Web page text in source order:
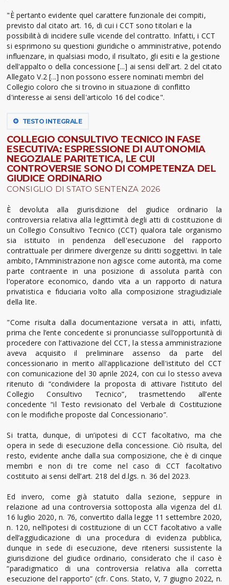
"È pertanto evidente quel carattere funzionale dei compiti,
previsto dal citato art. 16, di cui i CCT sono titolari e la
possibilità di incidere sulle vicende del contratto. Infatti, i CCT
si esprimono su questioni giuridiche o amministrative, potendo
influenzare, in qualsiasi modo, il risultato, gli esiti e la gestione
dell'appalto o della concessione [...] ai sensi dell'art. 2 del citato
Allegato V.2 [...] non possono essere nominati membri del
Collegio coloro che si trovino in situazione di conflitto
d'interesse ai sensi dell'articolo 16 del codice".
TESTO INTEGRALE
COLLEGIO CONSULTIVO TECNICO IN FASE
ESECUTIVA: ESPRESSIONE DI AUTONOMIA
NEGOZIALE PARITETICA, LE CUI
CONTROVERSIE SONO DI COMPETENZA DEL
GIUDICE ORDINARIO
CONSIGLIO DI STATO SENTENZA 2026
È devoluta alla giurisdizione del giudice ordinario la
controversia relativa alla legittimità degli atti di costituzione di
un Collegio Consultivo Tecnico (CCT) qualora tale organismo
sia istituito in pendenza dell'esecuzione del rapporto
contrattuale per dirimere divergenze su diritti soggettivi. In tale
ambito, l’Amministrazione non agisce come autorità, ma come
parte contraente in una posizione di assoluta parità con
l’operatore economico, dando vita a un rapporto di natura
privatistica e fiduciaria volto alla composizione stragiudiziale
della lite.
"Come risulta dalla documentazione versata in atti, infatti,
prima che l’ente concedente si pronunciasse sull’opportunità di
procedere con l’attivazione del CCT, la stessa amministrazione
aveva acquisito il preliminare assenso da parte del
concessionario in merito all'applicazione dell'istituto del CCT
con comunicazione del 30 aprile 2024, con cui lo stesso aveva
ritenuto di “condividere la proposta di attivare l’istituto del
Collegio Consultivo Tecnico”, trasmettendo all’ente
concedente “il Testo revisionato del Verbale di Costituzione
con le modifiche proposte dal Concessionario”.
Si tratta, dunque, di un’ipotesi di CCT facoltativo, ma che
opera in sede di esecuzione della concessione. Ciò risulta, del
resto, evidente anche dalla sua composizione, che è di cinque
membri e non di tre come nel caso di CCT facoltativo
costituito ai sensi dell’art. 218 del d.lgs. n. 36 del 2023.
Ed invero, come già statuito dalla sezione, seppure in
relazione ad una controversia sottoposta alla vigenza del d.l.
16 luglio 2020, n. 76, convertito dalla legge 11 settembre 2020,
n. 120, nell’ipotesi di costituzione di un CCT facoltativo a valle
dell’aggiudicazione di una procedura di evidenza pubblica,
dunque in sede di esecuzione, deve ritenersi sussistente la
giurisdizione del giudice ordinario, considerato che il caso è
“paradigmatico di una controversia relativa alla corretta
esecuzione del rapporto” (cfr. Cons. Stato, V, 7 giugno 2022, n.